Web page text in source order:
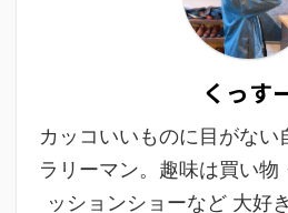
くっす
カッコいいものに目がない
ラリーマン。趣味は買い物
ッションショーなど 大好